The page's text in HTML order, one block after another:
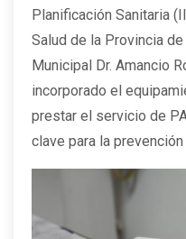
Planificación Sanitaria
Salud de la Provincia
Municipal Dr. Amancio
incorporado el
prestar el servicio de
clave para la